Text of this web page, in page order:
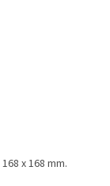
168 x 168 mm.